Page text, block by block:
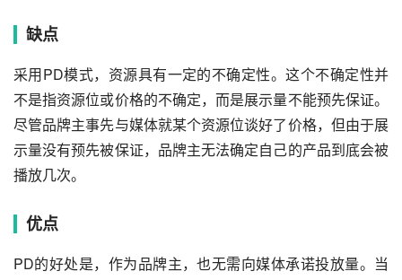
缺点
采用PD模式，资源具有一定的不确定性。这个不确定性并
不是指资源位或价格的不确定，而是展示量不能预先保证。
尽管品牌主事先与媒体就某个资源位谈好了价格，但由于展
示量没有预先被保证，品牌主无法确定自己的产品到底会被
播放几次。
优点
PD的好处是，作为品牌主，也无需向媒体承诺投放量。当